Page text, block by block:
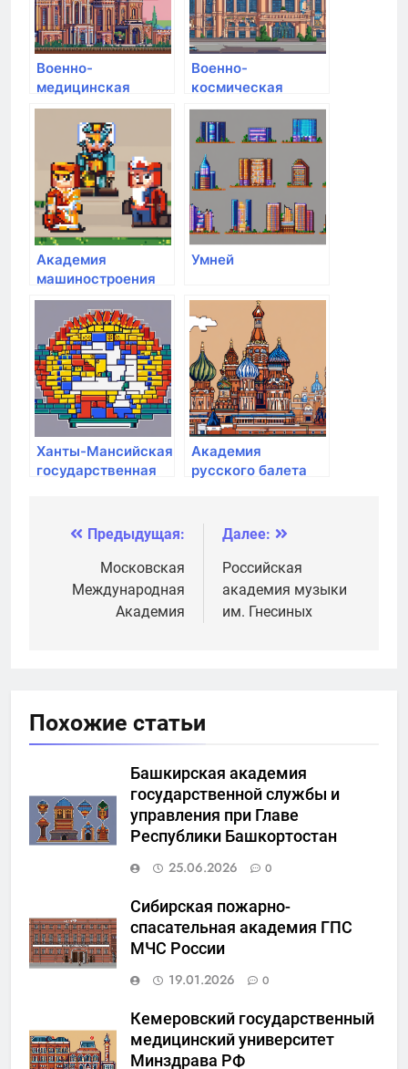
Военно-
медицинская
академия им. С.М.
Кирова
Военно-
космическая
академия им. А.Ф.
Можайского
Академия
машиностроения
им. Ж.Я. Котина
Умней
Ханты-Мансийская
государственная
Академия
русского балета
Навигация
записям
Предыдущая:
Московская
Международная
Академия
Далее:
Российская
академия музыки
им. Гнесиных
Похожие статьи
Башкирская академия
государственной службы и
управления при Главе
Республики Башкортостан
25.06.2026
0
Сибирская пожарно-
спасательная академия ГПС
МЧС России
19.01.2026
0
Кемеровский государственный
медицинский университет
Минздрава РФ